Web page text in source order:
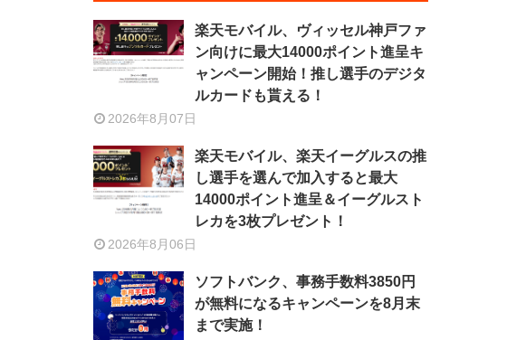
楽天モバイル、ヴィッセル神戸ファ
ン向けに最大14000ポイント進呈キ
ャンペーン開始！推し選手のデジタ
ルカードも貰える！
2026年8月07日
楽天モバイル、楽天イーグルスの推
し選手を選んで加入すると最大
14000ポイント進呈＆イーグルスト
レカを3枚プレゼント！
2026年8月06日
ソフトバンク、事務手数料3850円
が無料になるキャンペーンを8月末
まで実施！